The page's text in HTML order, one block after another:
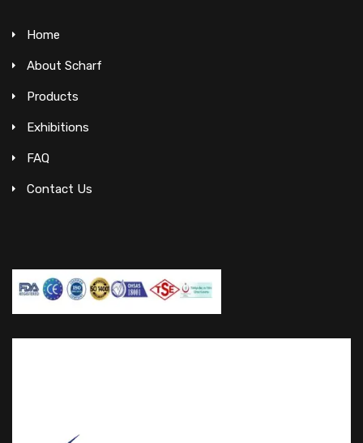
Home
About Scharf
Products
Exhibitions
FAQ
Contact Us